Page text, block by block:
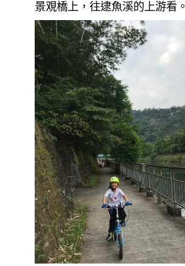
景覌橋上，往逮魚溪的上游看。